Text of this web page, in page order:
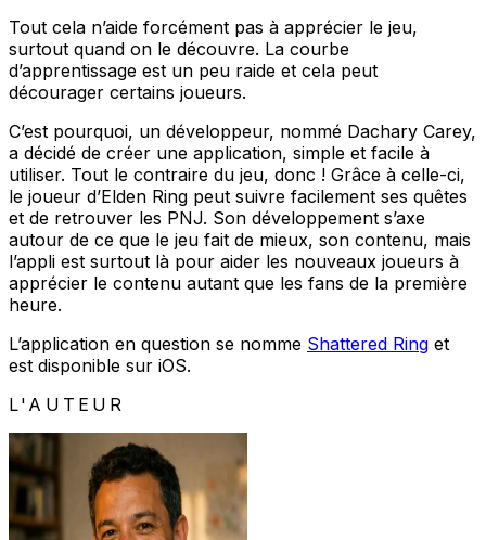
Tout cela n’aide forcément pas à apprécier le jeu,
surtout quand on le découvre. La courbe
d’apprentissage est un peu raide et cela peut
décourager certains joueurs.
C’est pourquoi, un développeur, nommé Dachary Carey,
a décidé de créer une application, simple et facile à
utiliser. Tout le contraire du jeu, donc ! Grâce à celle-ci,
le joueur d’Elden Ring peut suivre facilement ses quêtes
et de retrouver les PNJ. Son développement s’axe
autour de ce que le jeu fait de mieux, son contenu, mais
l’appli est surtout là pour aider les nouveaux joueurs à
apprécier le contenu autant que les fans de la première
heure.
L’application en question se nomme Shattered Ring et
est disponible sur iOS.
L'AUTEUR